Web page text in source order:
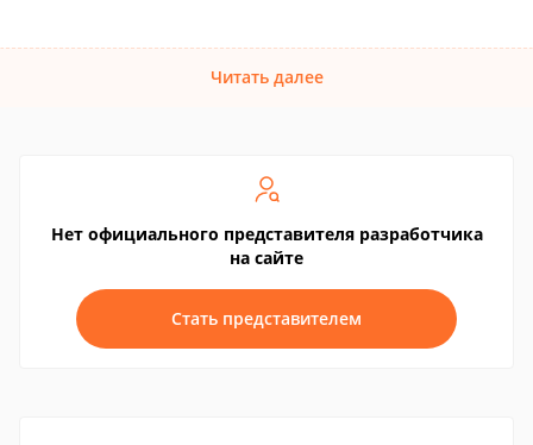
Читать далее
Нет официального представителя разработчика
на сайте
Стать представителем